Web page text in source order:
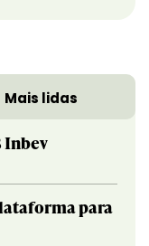
Mais lidas
Inbev
para